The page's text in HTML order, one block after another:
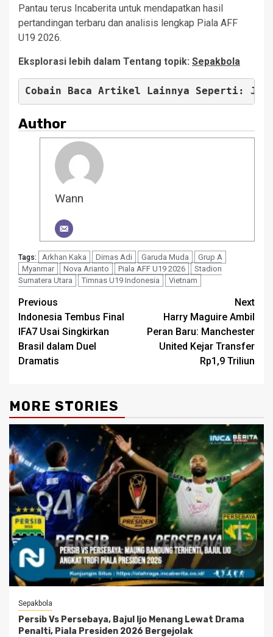
Pantau terus Incaberita untuk mendapatkan hasil
pertandingan terbaru dan analisis lengkap Piala AFF
U19 2026.
Eksplorasi lebih dalam Tentang topik: Sepakbola
Cobain Baca Artikel Lainnya Seperti:
Author
Wann
Tags: Arkhan Kaka Dimas Adi Garuda Muda
Grup A
Myanmar
Nova Arianto Piala AFF U19 2026
Stadion
Sumatera Utara
Timnas U19 Indonesia Vietnam
Post
navigation
Previous
Indonesia Tembus Final
IFA7 Usai Singkirkan
Brasil dalam Duel
Dramatis
Next
Harry Maguire Ambil
Peran Baru: Manchester
United Kejar Transfer
Rp1,9 Triliun
MORE STORIES
Sepakbola
Persib Vs Persebaya, Bajul Ijo Menang Lewat Drama
Penalti, Piala Presiden 2026 Bergejolak